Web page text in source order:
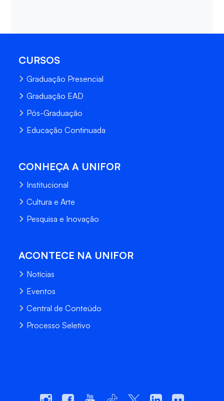
CURSOS
Graduação Presencial
Graduação EAD
Pós-Graduação
Educação Continuada
CONHEÇA A UNIFOR
Institucional
Cultura e Arte
Pesquisa e Inovação
ACONTECE NA UNIFOR
Notícias
Eventos
Central de Conteúdo
Processo Seletivo